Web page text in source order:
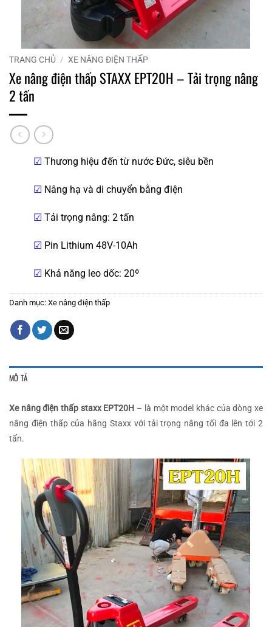
TRANG CHỦ / XE NÂNG ĐIỆN THẤP
Xe nâng điện thấp STAXX EPT20H – Tải trọng nâng
2 tấn
☑ Thương hiệu đến từ nước Đức, siêu bền
☑ Nâng hạ và di chuyển bằng điện
☑ Tải trọng nâng: 2 tấn
☑ Pin Lithium 48V-10Ah
☑ Khả năng leo dốc: 20º
Danh mục: Xe nâng điện thấp
MÔ TẢ
Xe nâng điện thấp staxx EPT20H – là một model khác của dòng xe
nâng điện thấp của hãng Staxx với tải trọng nâng tối đa lên tới 2
tấn.